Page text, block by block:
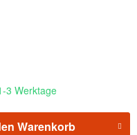
3 Werktage
Warenkorb